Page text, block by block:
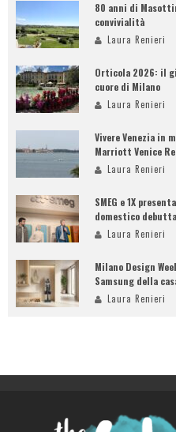
80 anni di
convivialità
Laura Renieri
Orticola 2026: il
cuore di Milano
Laura Renieri
Vivere Venezia in
Marriott Venice
Laura Renieri
SMEG e 1X
domestico
Laura Renieri
Milano Design
Samsung della
Laura Renieri